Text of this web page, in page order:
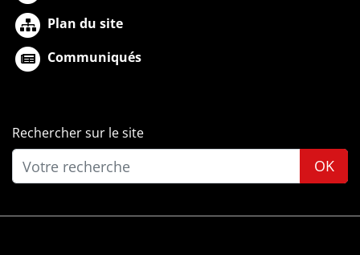
Plan du site
Communiqués
Rechercher sur le site
OK